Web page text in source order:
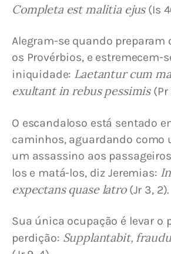
Completa est malitia ejus (Is
Alegram-se quando preparam
os Provérbios, e estremecem-
iniquidade: Laetantur cum
exultant in rebus pessimis (Pr
O escandaloso está sentado
caminhos, aguardando como
um assassino aos
los e matá-los, diz Jeremias:
expectans quase latro (Jr 3, 2).
Sua única ocupação é levar o
perdição: Supplantabit,